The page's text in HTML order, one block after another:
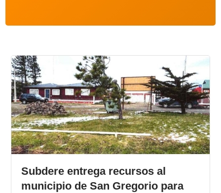
VIDEOS
GALERIA DE FOTOS
APP MÓVIL
Subdere entrega recursos al
municipio de San Gregorio para